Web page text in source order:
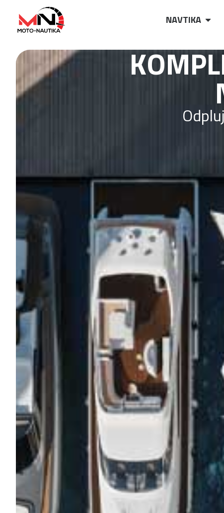
NAVTIKA